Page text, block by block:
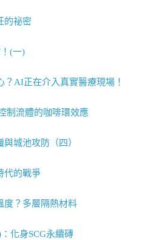
的祕密
(一)
AI正在介入真實醫療現場！
制流體的咖啡環效應
城池攻防（四）
代的戰爭
度？多層隔熱材料
化身SCG永續磚